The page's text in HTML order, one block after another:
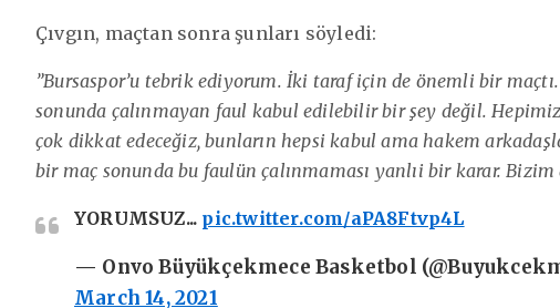
Çıvgın, maçtan sonra şunları söyledi:
”Bursaspor’u tebrik ediyorum. İki taraf için de önemli bir
sonunda çalınmayan faul kabul edilebilir bir şey değil.
çok dikkat edeceğiz, bunların hepsi kabul ama hakem
bir maç sonunda bu faulün çalınmaması yanlıi bir karar.
YORUMSUZ... pic.twitter.com/aPA8Ftvp4L
— Onvo Büyükçekmece Basketbol
March 14, 2021